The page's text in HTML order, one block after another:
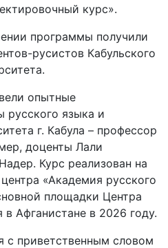
курс».
программы получили
русистов Кабульского
опытные
русского языка и
г. Кабула – профессор
доценты Лали
Курс реализован на
«Академия русского
площадки Центра
Афганистане в 2026 году.
с приветственным словом